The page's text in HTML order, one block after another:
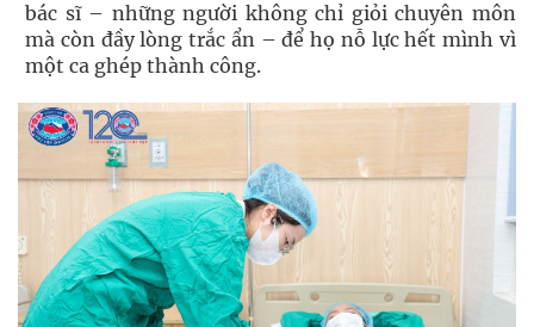
bác sĩ – những người không chỉ giỏi chuyên môn
mà còn đầy lòng trắc ẩn – để họ nỗ lực hết mình vì
một ca ghép thành công.